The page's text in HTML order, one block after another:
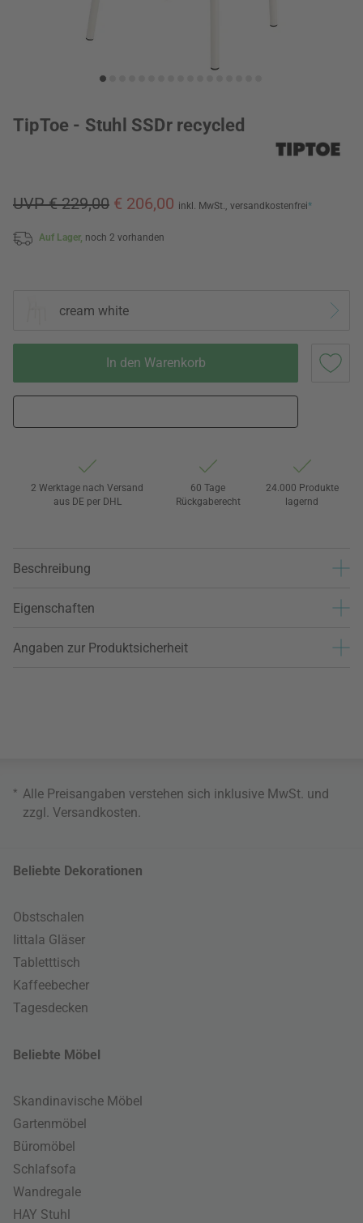
TipToe - Stuhl SSDr recycled
UVP € 229,00 € 206,00 inkl. MwSt., versandkostenfrei*
Auf Lager, noch 2 vorhanden
cream white
In den Warenkorb
2 Werktage nach Versand
aus DE per DHL
60 Tage
Rückgaberecht
24.000 Produkte
lagernd
Beschreibung
Eigenschaften
Angaben zur Produktsicherheit
* Alle Preisangaben verstehen sich inklusive MwSt. und
zzgl. Versandkosten.
Beliebte Dekorationen
Obstschalen
Iittala Gläser
Tabletttisch
Kaffeebecher
Tagesdecken
Beliebte Möbel
Skandinavische Möbel
Gartenmöbel
Büromöbel
Schlafsofa
Wandregale
HAY Stuhl